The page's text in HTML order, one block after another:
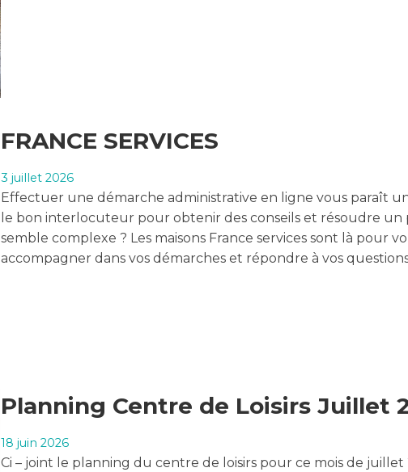
FRANCE SERVICES
3 juillet 2026
Effectuer une démarche administrative en ligne vous paraît
le bon interlocuteur pour obtenir des conseils et résoudre un
semble complexe ? Les maisons France services sont là pour
accompagner dans vos démarches et répondre à vos
Planning Centre de Loisirs Juillet
18 juin 2026
Ci – joint le planning du centre de loisirs pour ce mois de juillet